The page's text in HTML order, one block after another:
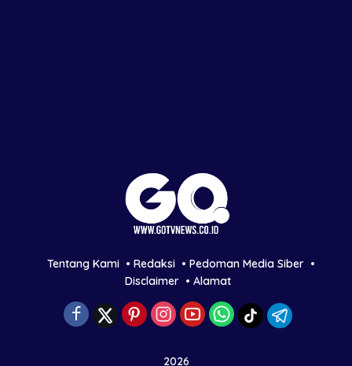
Tentang Kami Redaksi
Pedoman Media Siber
Disclaimer
Alamat
2026